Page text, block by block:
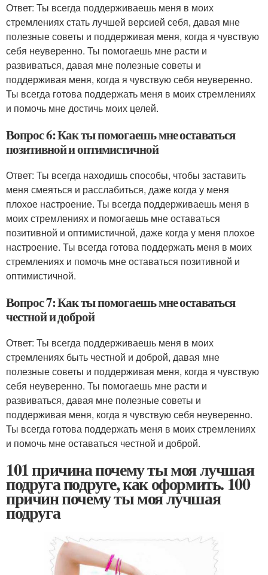
Ответ: Ты всегда поддерживаешь меня в моих
стремлениях стать лучшей версией себя, давая мне
полезные советы и поддерживая меня, когда я чувствую
себя неуверенно. Ты помогаешь мне расти и
развиваться, давая мне полезные советы и
поддерживая меня, когда я чувствую себя неуверенно.
Ты всегда готова поддержать меня в моих стремлениях
и помочь мне достичь моих целей.
Вопрос 6: Как ты помогаешь мне оставаться
позитивной и оптимистичной
Ответ: Ты всегда находишь способы, чтобы заставить
меня смеяться и расслабиться, даже когда у меня
плохое настроение. Ты всегда поддерживаешь меня в
моих стремлениях и помогаешь мне оставаться
позитивной и оптимистичной, даже когда у меня плохое
настроение. Ты всегда готова поддержать меня в моих
стремлениях и помочь мне оставаться позитивной и
оптимистичной.
Вопрос 7: Как ты помогаешь мне оставаться
честной и доброй
Ответ: Ты всегда поддерживаешь меня в моих
стремлениях быть честной и доброй, давая мне
полезные советы и поддерживая меня, когда я чувствую
себя неуверенно. Ты помогаешь мне расти и
развиваться, давая мне полезные советы и
поддерживая меня, когда я чувствую себя неуверенно.
Ты всегда готова поддержать меня в моих стремлениях
и помочь мне оставаться честной и доброй.
101 причина почему ты моя лучшая
подруга подруге, как оформить. 100
причин почему ты моя лучшая
подруга